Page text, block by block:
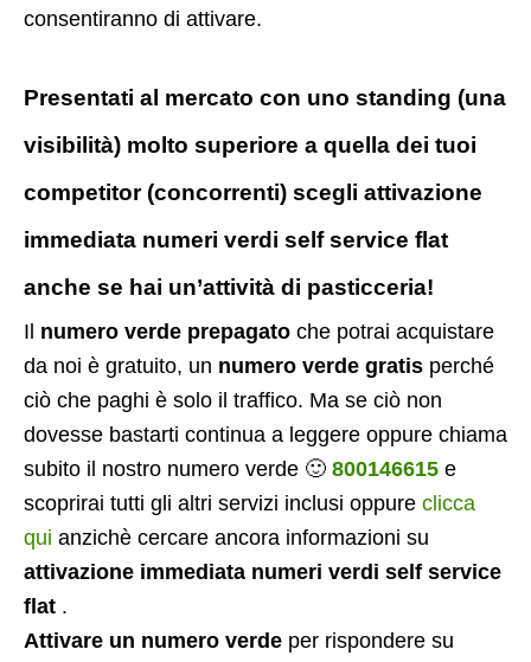
consentiranno di attivare.
Presentati al mercato con uno standing (una
visibilità) molto superiore a quella dei tuoi
competitor (concorrenti) scegli attivazione
immediata numeri verdi self service flat
anche se hai un’attività di pasticceria!
Il numero verde prepagato che potrai acquistare
da noi è gratuito, un numero verde gratis perché
ciò che paghi è solo il traffico. Ma se ciò non
dovesse bastarti continua a leggere oppure chiama
subito il nostro numero verde 🙂 800146615 e
scoprirai tutti gli altri servizi inclusi oppure clicca
qui anzichè cercare ancora informazioni su
attivazione immediata numeri verdi self service
flat .
Attivare un numero verde per rispondere su